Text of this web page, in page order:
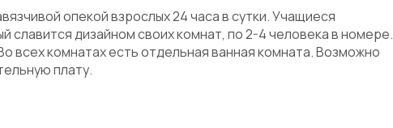
опекой взрослых 24 часа в сутки. Учащиеся
дизайном своих комнат, по 2-4 человека в номере.
всех комнатах есть отдельная ванная комната. Возможно
плату.